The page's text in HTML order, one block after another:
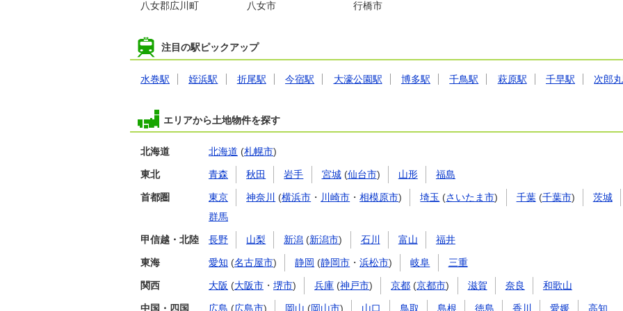
八女郡広川町
八女市 行橋市
注目の駅ピックアップ
水巻駅 姪浜駅 折尾駅 今宿駅 大濠公園駅 博多駅 千鳥駅 萩原駅 千早駅 次郎
エリアから土地物件を探す
北海道 北海道 (札幌市)
東北 青森 秋田 岩手 宮城(仙台市) 山形 福島
首都圏 東京 神奈川 (横浜市 ・ 川崎市 ・相模原市) 埼玉 (さいたま市) 千葉(千葉市) 茨城
群馬
甲信越・北陸 長野 山梨 新潟 (新潟市) 石川 富山 福井
東海 愛知 (名古屋市) 静岡 (静岡市 ・浜松市) 岐阜 三重
関西 大阪 (大阪市 ・ 堺市) 兵庫 (神戸市) 京都 (京都市) 滋賀 奈良 和歌山
中国・四国 広島 (広島市) 岡山 (岡山市) 山口 鳥取 島根 徳島 香川 愛媛 高知